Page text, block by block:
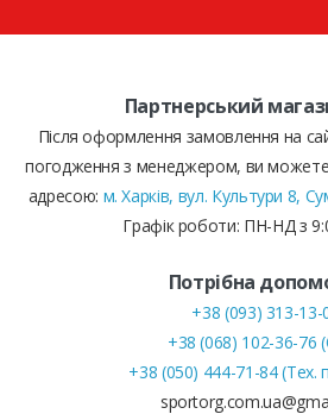
Партнерський
Після оформлення замовлення на
погодження з менеджером, ви можете
адресою: м. Харків, вул. Культури 8,
Графік роботи: ПН-НД з
Потрібна
+38 (093) 313-13-
+38 (068) 102-36-76
+38 (050) 444-71-84 (Тех.